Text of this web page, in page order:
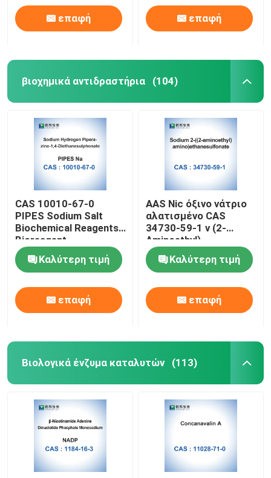
επαφή επαφή
βιοχημικά αντιδραστήρια (104)
CAS 10010-67-0
PIPES Sodium Salt
Biochemical Reagents
Bioreagent
Monosodium
Καλύτερη τιμή
επαφή
AAS Nic όξινο νάτριο
αλατισμένο CAS
34730-59-1 ν (2-
Aminoethyl)
Aminoethanesulfonate
Καλύτερη τιμή
επαφή
Βιολογικά ένζυμα καταλυτών (113)